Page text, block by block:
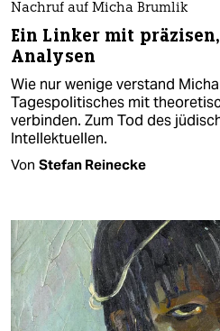
Nachruf auf Micha Brumlik
Ein Linker mit
Analysen
Wie nur wenige verstand
Tagespolitisches mit
verbinden. Zum Tod des
Intellektuellen.
Von Stefan Reinecke